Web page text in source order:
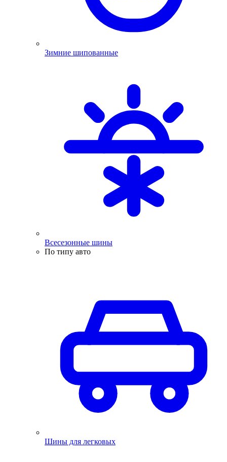
Зимние шипованные
Всесезонные шины
По типу авто
Шины для легковых